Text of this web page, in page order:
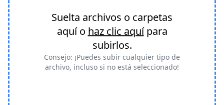
Suelta archivos o carpetas
aquí o haz clic aquípara
subirlos.
Consejo: ¡Puedes subir cualquier tipo de
archivo, incluso si no está seleccionado!